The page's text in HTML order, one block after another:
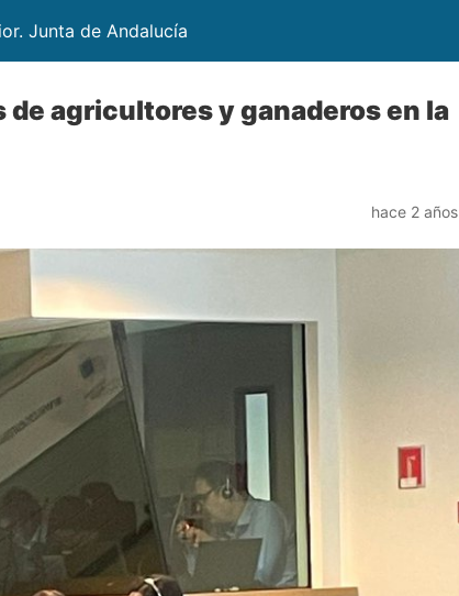
Junta de Andalucía
agricultores y ganaderos en la
hace 2 años